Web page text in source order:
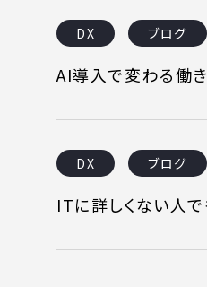
DX ブログ
AI導入で変わる働
DX ブログ
ITに詳しくない人